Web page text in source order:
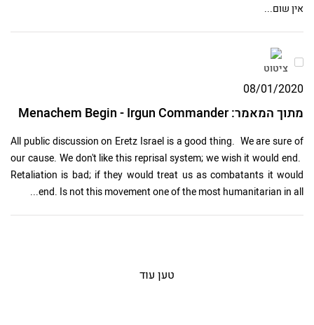
אין שום...
ציטוט
08/01/2020
מתוך המאמר: Menachem Begin - Irgun Commander
All public discussion on Eretz Israel is a good thing. We are sure of
our cause. We don't like this reprisal system; we wish it would end.
Retaliation is bad; if they would treat us as combatants it would
end. Is not this movement one of the most humanitarian in all...
טען עוד